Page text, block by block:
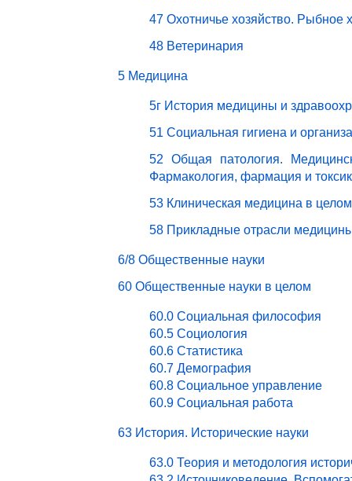
47 Охотничье хозяйство. Рыбное
48 Ветеринария
5 Медицина
5г История медицины и
51 Социальная гигиена и
52 Общая патология.
Фармакология, фармация и
53 Клиническая медицина в целом
58 Прикладные отрасли
6/8 Общественные науки
60 Общественные науки в целом
60.0 Социальная философия
60.5 Социология
60.6 Статистика
60.7 Демография
60.8 Социальное управление
60.9 Социальная работа
63 История. Исторические науки
63.0 Теория и методология